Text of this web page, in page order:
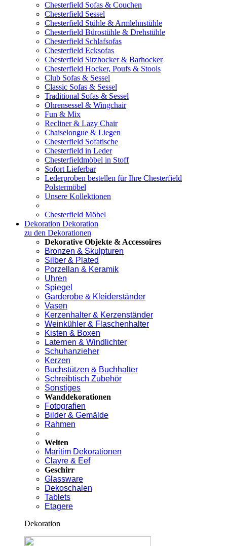
Chesterfield Sofas & Couchen
Chesterfield Sessel
Chesterfield Stühle & Armlehnstühle
Chesterfield Bürostühle & Drehstühle
Chesterfield Schlafsofas
Chesterfield Ecksofas
Chesterfield Sitzhocker & Barhocker
Chesterfield Hocker, Poufs & Stools
Club Sofas & Sessel
Classic Sofas & Sessel
Traditional Sofas & Sessel
Ohrensessel & Wingchair
Fun & Mix
Recliner & Lazy Chair
Chaiselongue & Liegen
Chesterfield Sofatische
Chesterfield in Leder
Chesterfieldmöbel in Stoff
Sofort Lieferbar
Lederproben bestellen für Ihre Chesterfield
Polstermöbel
Unsere Kollektionen
Chesterfield Möbel
Dekoration Dekoration
zu den Dekorationen
Dekorative Objekte & Accessoires
Bronzen & Skulpturen
Silber & Plated
Porzellan & Keramik
Uhren
Spiegel
Garderobe & Kleiderständer
Vasen
Kerzenhalter & Kerzenständer
Weinkühler & Flaschenhalter
Kisten & Boxen
Laternen & Windlichter
Schuhanzieher
Kerzen
Buchstützen & Buchhalter
Schreibtisch Zubehör
Sonstiges
Wanddekorationen
Fotografien
Bilder & Gemälde
Rahmen
Welten
Maritim Dekorationen
Clayre & Eef
Geschirr
Glassware
Dekoschalen
Tablets
Etagere
Dekoration